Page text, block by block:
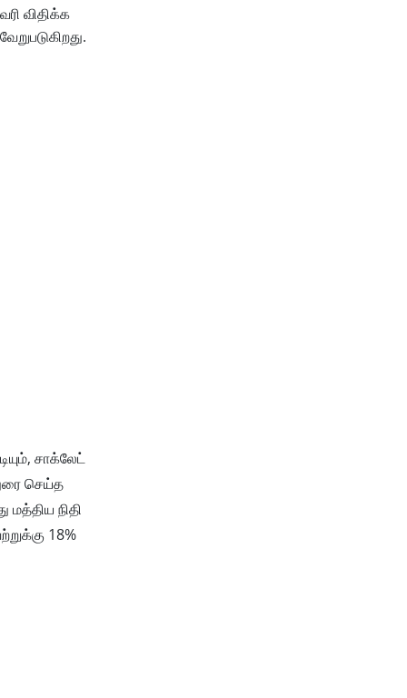
விதிக்க
சாக்லேட்
செய்த
நிதி
18%